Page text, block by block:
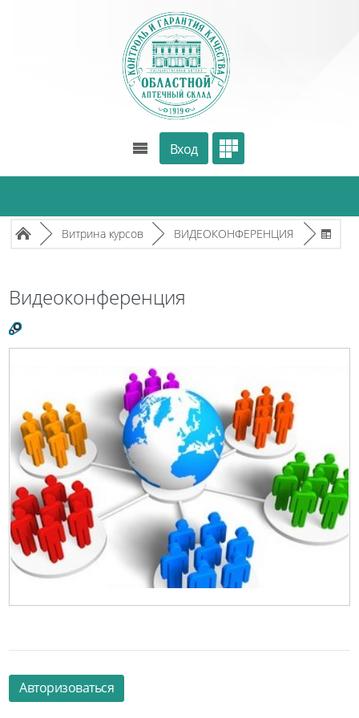
Вход
Путь к странице
/► Витрина курсов /► ВИДЕОКОНФЕРЕНЦИЯ /►
Видеоконференция
Авторизоваться